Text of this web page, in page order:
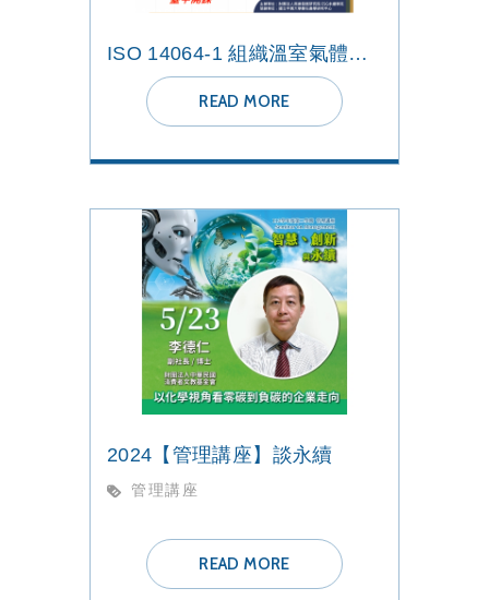
ISO 14064-1 組織溫室氣體內部查證人員課程
READ MORE
2024【管理講座】談永續
管理講座
READ MORE